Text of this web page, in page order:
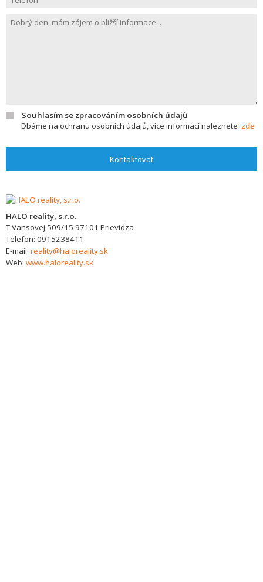
Souhlasím se zpracováním osobních údajů
Dbáme na ochranu osobních údajů, více informací naleznete zde
Kontaktovat
HALO reality, s.r.o.
T.Vansovej 509/15 97101 Prievidza
Telefon: 0915238411
E-mail: reality@haloreality.sk
Web: www.haloreality.sk